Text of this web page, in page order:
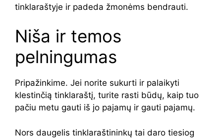
tinklaraštyje ir padeda žmonėms bendrauti.
Niša ir temos
pelningumas
Pripažinkime. Jei norite sukurti ir palaikyti
klestinčią tinklaraštį, turite rasti būdų, kaip tuo
pačiu metu gauti iš jo pajamų ir gauti pajamų.
Nors daugelis tinklaraštininkų tai daro tiesiog